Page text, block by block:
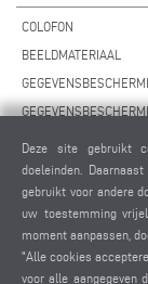
COLOFON
BEELDMATERIAAL
OVEREENKOMST
COOKIES
GEDRAGSCODE VOOR
Deze site gebruikt
doeleinden.
gebruikt voor andere
uw toestemming
moment aanpassen,
"Alle cookies
voor alle aangegeven